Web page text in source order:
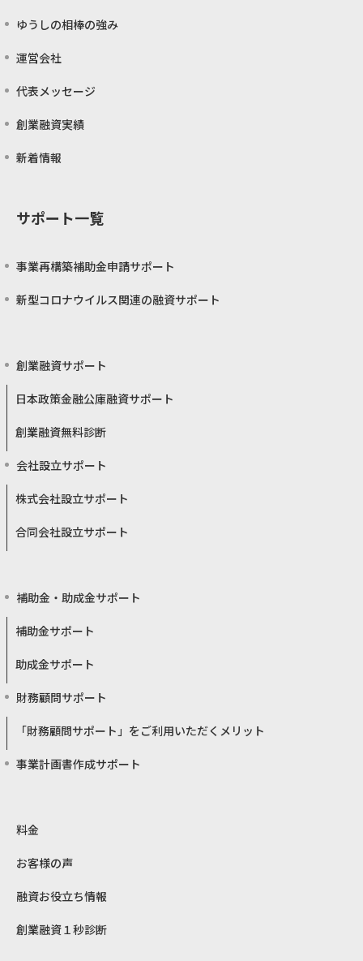
ゆうしの相棒の強み
運営会社
代表メッセージ
創業融資実績
新着情報
サポート一覧
事業再構築補助金申請サポート
新型コロナウイルス関連の融資サポート
創業融資サポート
日本政策金融公庫融資サポート
創業融資無料診断
会社設立サポート
株式会社設立サポート
合同会社設立サポート
補助金・助成金サポート
補助金サポート
助成金サポート
財務顧問サポート
「財務顧問サポート」をご利用いただくメリット
事業計画書作成サポート
料金
お客様の声
融資お役立ち情報
創業融資１秒診断